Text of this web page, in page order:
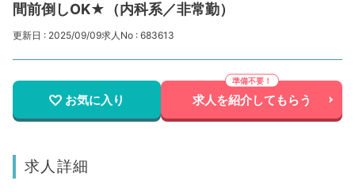
間前倒しOK★（内科系／非常勤）
更新日 : 2025/09/09求人No : 683613
お気に入り 求人を紹介してもらう
求人詳細